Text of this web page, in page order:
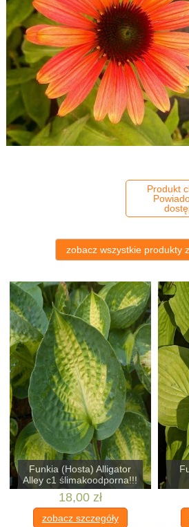
Produkt
zobacz wszystkie produkty
Funkia (Hosta) Alligator
Alley c1 ślimakoodporna!!!
18,00 zł
zobacz szczegóły